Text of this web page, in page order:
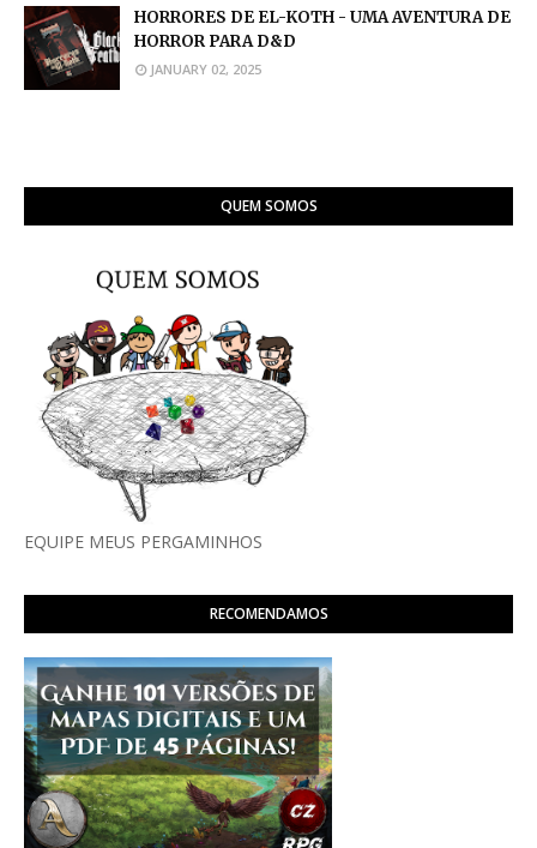
HORRORES DE EL-KOTH - UMA AVENTURA DE
HORROR PARA D&D
JANUARY 02, 2025
QUEM SOMOS
EQUIPE MEUS PERGAMINHOS
RECOMENDAMOS